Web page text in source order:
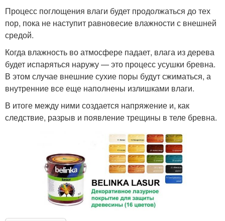
Процесс поглощения влаги будет продолжаться до тех
пор, пока не наступит равновесие влажности с внешней
средой.
Когда влажность во атмосфере падает, влага из дерева
будет испаряться наружу — это процесс усушки бревна.
В этом случае внешние сухие поры будут сжиматься, а
внутренние все еще наполнены излишками влаги.
В итоге между ними создается напряжение и, как
следствие, разрыв и появление трещины в теле бревна.